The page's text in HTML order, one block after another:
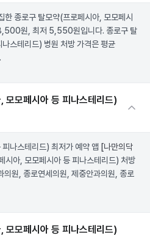
한 종로구 탈모약(프로페시아, 모모페시
원, 최저 5,550원입니다. 종로구 탈
스테리드) 병원 처방 가격은 평균
모모페시아 등 피나스테리드)
나스테리드) 최저가 예약 앱 [나만의닥
시아, 모모페시아 등 피나스테리드) 처방
의원, 종로연세의원, 제중안과의원, 종로
모모페시아 등 피나스테리드)